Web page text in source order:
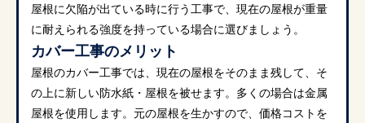
屋根に欠陥が出ている時に行う工事で、現在の屋根が重量
に耐えられる強度を持っている場合に選びましょう。
カバー工事のメリット
屋根のカバー工事では、現在の屋根をそのまま残して、そ
の上に新しい防水紙・屋根を被せます。多くの場合は金属
屋根を使用します。元の屋根を生かすので、価格コストを